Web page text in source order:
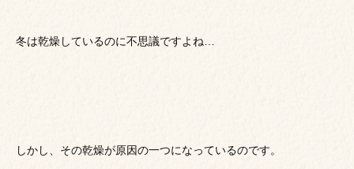
冬は乾燥しているのに不思議ですよね…
しかし、その乾燥が原因の一つになっているのです。